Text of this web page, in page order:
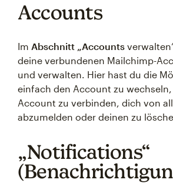
Accounts
Im Abschnitt „Accounts
deine verbundenen Mailchimp-
und verwalten. Hier hast du die
einfach den Account zu
Account zu verbinden, dich von
abzumelden oder deinen zu
„Notifications“